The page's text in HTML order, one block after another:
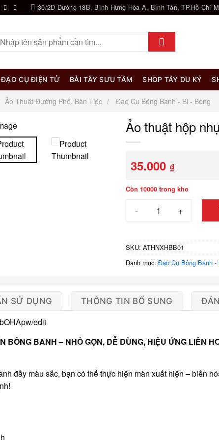
30/2D Đường 18B, Bình Hưng Hòa A, Bình Tân, TP.Hồ Chí
ĐẠO CỤ ĐIỆN TỬ BÀI TÂY SƯU TẦM SHOP TÂY DU KÝ
Ảo Thuật Đường Phố, Bàn Tiệc Đạo Cụ Bông Banh - Bi - Bóng
Ảo thuật hộp
35.000 ₫
Còn 10000 trong kho
Ảo thuật hộp nhựa xuất
SKU: ATHNXHBB01
Danh mục: Đạo Cụ Bông Banh -
SỬ DỤNG THÔNG TIN BỔ SUNG
edit
BÔNG BANH – NHỎ GỌN, DỄ DÙNG, HIỆU ỨNG LIÊN
đầy màu sắc, bạn có thể thực hiện màn xuất hiện – biến